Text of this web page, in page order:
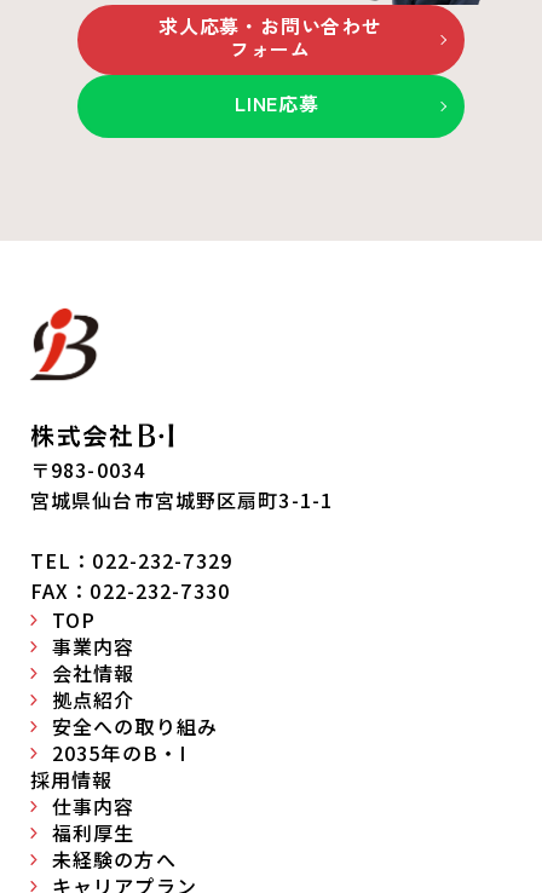
求人応募・お問い合わせ
フォーム
LINE応募
〒983-0034
宮城県仙台市宮城野区扇町3-1-1
TEL：022-232-7329
FAX：022-232-7330
TOP
事業内容
会社情報
拠点紹介
安全への取り組み
2035年のB・I
採用情報
仕事内容
福利厚生
未経験の方へ
キャリアプラン